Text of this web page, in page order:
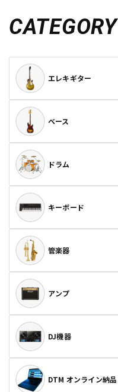
CATEGORY
エレキギター
ベース
ドラム
キーボード
管楽器
アンプ
DJ機器
DTM オンライン納品